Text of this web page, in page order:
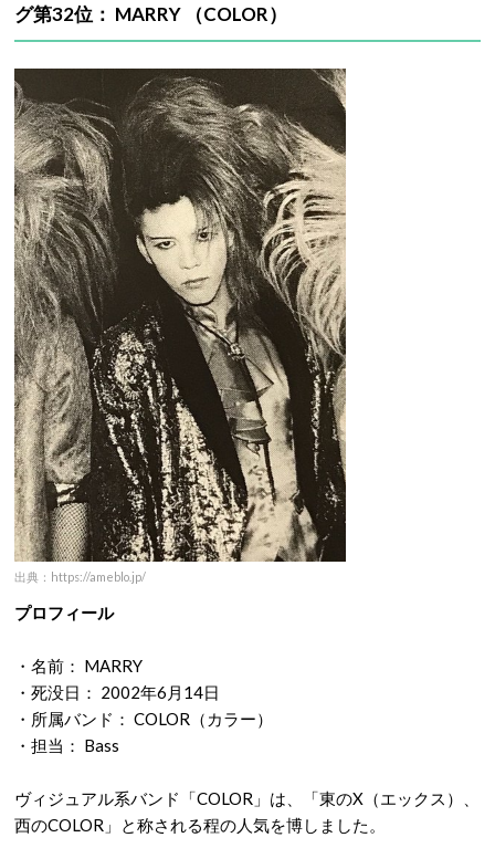
グ第32位： MARRY （COLOR）
出典：https://ameblo.jp/
プロフィール
・名前： MARRY
・死没日： 2002年6月14日
・所属バンド： COLOR（カラー）
・担当： Bass
ヴィジュアル系バンド「COLOR」は、「東のX（エックス）、
西のCOLOR」と称される程の人気を博しました。